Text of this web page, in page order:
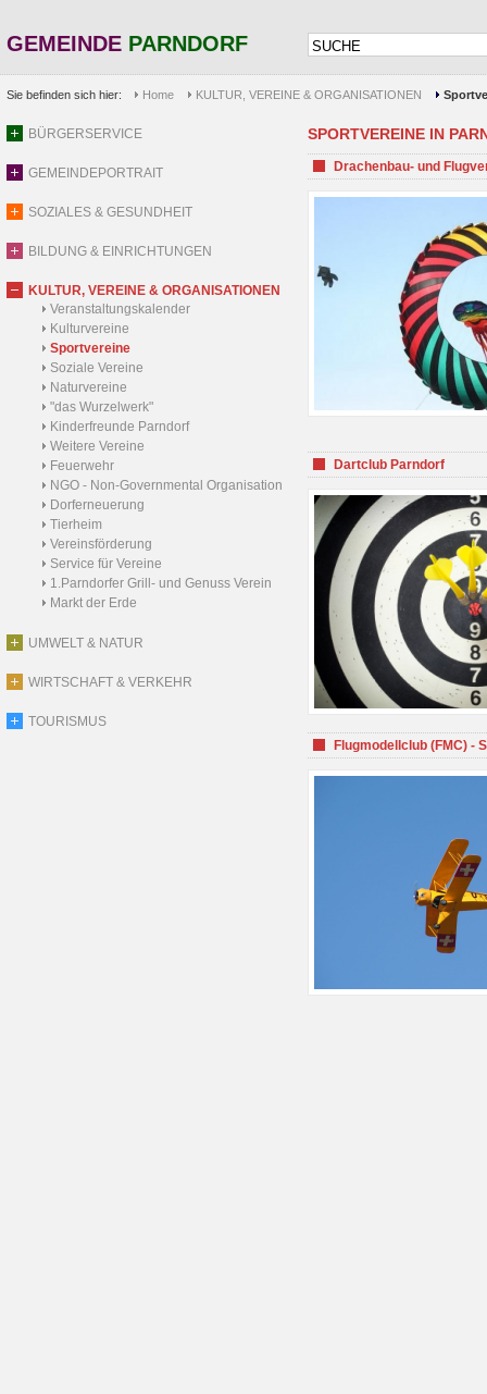
GEMEINDE PARNDORF
Sie befinden sich hier: Home KULTUR, VEREINE & ORGANISATIONEN
BÜRGERSERVICE
GEMEINDEPORTRAIT
SOZIALES & GESUNDHEIT
BILDUNG & EINRICHTUNGEN
KULTUR, VEREINE & ORGANISATIONEN
Veranstaltungskalender
Kulturvereine
Sportvereine
Soziale Vereine
Naturvereine
"das Wurzelwerk"
Kinderfreunde Parndorf
Weitere Vereine
Feuerwehr
NGO - Non-Governmental Organisation
Dorferneuerung
Tierheim
Vereinsförderung
Service für Vereine
1.Parndorfer Grill- und Genuss Verein
Markt der Erde
UMWELT & NATUR
WIRTSCHAFT & VERKEHR
TOURISMUS
SPORTVEREINE IN
Drachenbau- und
Dartclub Parndorf
Flugmodellclub (FMC) -